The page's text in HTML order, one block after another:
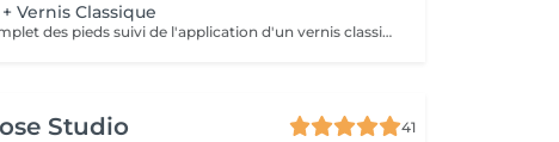
Vernis Classique
Un soin complet des pieds suivi de l'application d'un vernis classique pour une finition élégante et colorée. Inclus : coupe et limage des ongles, soin des cuticules, ponçage léger des talons, pose de vernis classique. Résultat : des pieds soignés, nets et joliment colorés, parfaits pour toutes les occasions. Tenue : environ 5 à 7 jours selon l'activité. Vous pouvez apporter votre propre vernis ou choisir parmi notre sélection disponible à l'achat en institut pour 8€.
Studio
41